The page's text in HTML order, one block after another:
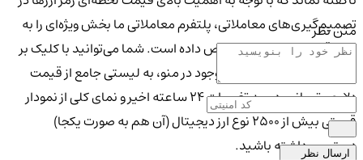
تصمیم‌گیری‌های معاملاتی، پلتفرم معاملاتی ما بخش ویژه‌ای را به
رصد قیمت رمز ارزها اختصاص داده است. شما می‌توانید با کلیک بر
«قیمت ارزهای دیجیتال» موجود در منو، به لیستی جامع از قیمت
دلاری، تومانی، درصد تغییرات 24 ساعته اخیر و نمای کلی از نمودار
قیمتی بیش از 2500 نوع ارز دیجیتال (آن هم به صورت یکجا)
دسترسی داشته باشید.
متن نظر
ارسال نظر